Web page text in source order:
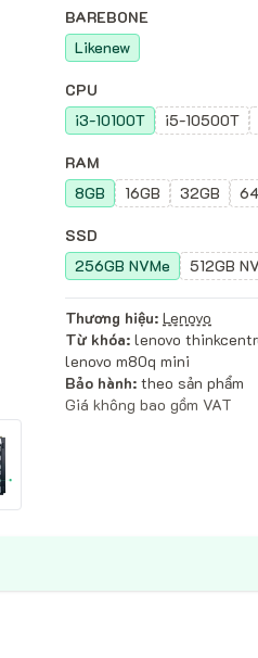
BAREBONE
Likenew
CPU
i3-10100T
i5-10500T
RAM
8GB
16GB 32GB
SSD
256GB NVMe
512GB
Thương hiệu: Lenovo
Từ khóa: lenovo
lenovo m80q mini
Bảo hành: theo sản phẩm
Giá không bao gồm VAT